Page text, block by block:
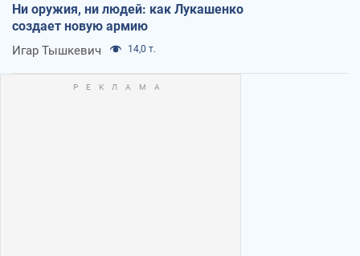
Ни оружия, ни людей: как Лукашенко
создает новую армию
Игар Тышкевич 14,0 т.